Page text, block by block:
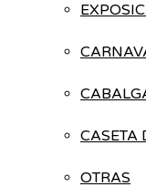
CASETA
OTRAS